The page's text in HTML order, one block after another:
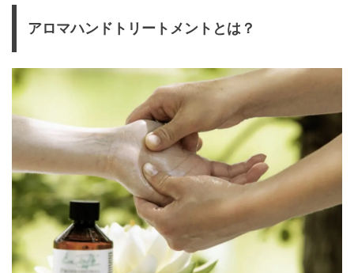
アロマハンドトリートメントとは？